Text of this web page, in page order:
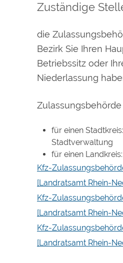
Zuständige
die
Bezirk Sie Ihren
Betriebssitz oder
Niederlassung
für einen
Stadtverwaltung
für einen
Kfz-
[Landratsamt Rhein-
Kfz-
[Landratsamt Rhein-
Kfz-
[Landratsamt Rhein-